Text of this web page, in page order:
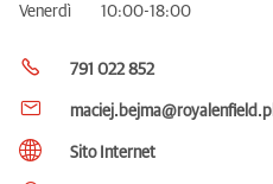
Venerdì
10:00-18:00
791 022 852
maciej.bejma@royalenfield.pl
Sito Internet